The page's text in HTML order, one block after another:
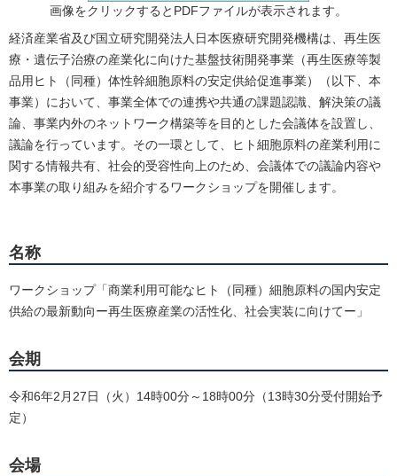
経済産業省及び国立研究開発法人日本医療研究開発機構は、再生医
療・遺伝子治療の産業化に向けた基盤技術開発事業（再生医療等製
品用ヒト（同種）体性幹細胞原料の安定供給促進事業）（以下、本
事業）において、事業全体での連携や共通の課題認識、解決策の議
論、事業内外のネットワーク構築等を目的とした会議体を設置し、
議論を行っています。その一環として、ヒト細胞原料の産業利用に
関する情報共有、社会的受容性向上のため、会議体での議論内容や
本事業の取り組みを紹介するワークショップを開催します。
画像をクリックするとPDFファイルが表示されます。
名称
ワークショップ「商業利用可能なヒト（同種）細胞原料の国内安定
供給の最新動向ー再生医療産業の活性化、社会実装に向けてー」
会期
令和6年2月27日（火）14時00分～18時00分（13時30分受付開始予
定）
会場